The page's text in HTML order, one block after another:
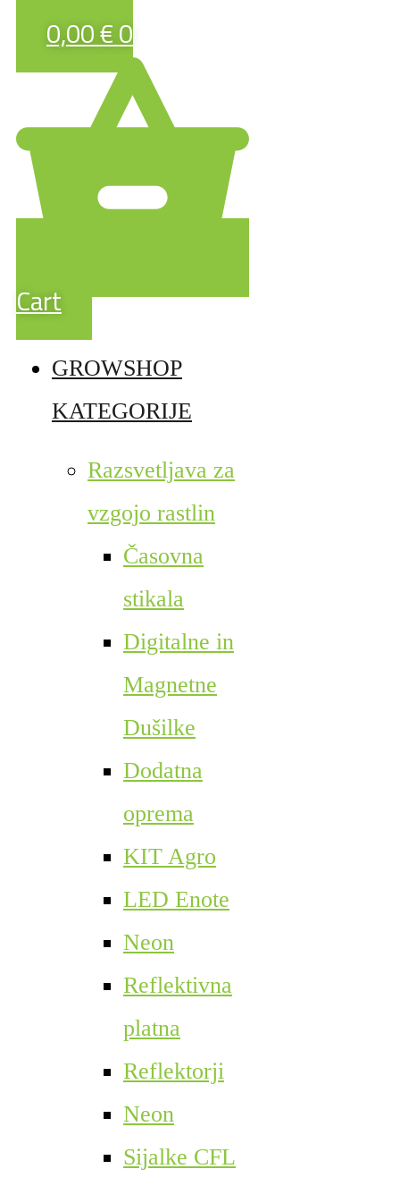
0,00€0
Cart
GROWSHOP
KATEGORIJE
Razsvetljava za
vzgojo rastlin
Časovna
stikala
Digitalne in
Magnetne
Dušilke
Dodatna
oprema
KIT Agro
LED Enote
Neon
Reflektivna
platna
Reflektorji
Neon
Sijalke CFL